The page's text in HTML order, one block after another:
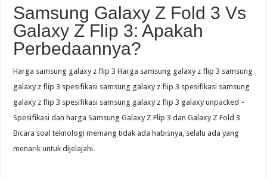
Samsung Galaxy Z Fold 3 Vs
Galaxy Z Flip 3: Apakah
Perbedaannya?
Harga samsung galaxy z flip 3 Harga samsung galaxy z flip 3 samsung
galaxy z flip 3 spesifikasi samsung galaxy z flip 3 spesifikasi samsung
galaxy z flip 3 spesifikasi samsung galaxy z flip 3 galaxy unpacked –
Spesifikasi dan harga Samsung Galaxy Z Flip 3 dan Galaxy Z Fold 3
Bicara soal teknologi memang tidak ada habisnya, selalu ada yang
menarik untuk dijelajahi.